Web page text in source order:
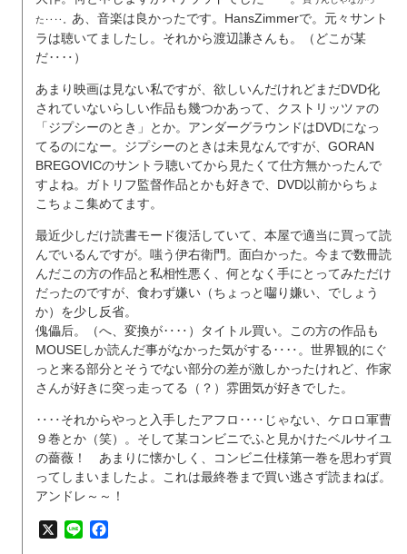
た‥‥。 あ、音楽は良かったです。HansZimmerで。元々サント
ラは聴いてましたし。それから渡辺謙さんも。（どこが某
だ‥‥）
あまり映画は見ない私ですが、欲しいんだけれどまだDVD化
されていないらしい作品も幾つかあって、クストリッツァの
「ジプシーのとき」とか。アンダーグラウンドはDVDになっ
てるのになー。ジプシーのときは未見なんですが、GORAN
BREGOVICのサントラ聴いてから見たくて仕方無かったんで
すよね。ガトリフ監督作品とかも好きで、DVD以前からちょ
こちょこ集めてます。
最近少しだけ読書モード復活していて、本屋で適当に買って読
んでいるんですが。嗤う伊右衛門。面白かった。今まで数冊読
んだこの方の作品と私相性悪く、何となく手にとってみただけ
だったのですが、食わず嫌い（ちょっと囓り嫌い、でしょう
か）を少し反省。
傀儡后。（へ、変換が‥‥）タイトル買い。この方の作品も
MOUSEしか読んだ事がなかった気がする‥‥。世界観的にぐ
っと来る部分とそうでない部分の差が激しかったけれど、作家
さんが好きに突っ走ってる（？）雰囲気が好きでした。
‥‥それからやっと入手したアフロ‥‥じゃない、ケロロ軍曹
９巻とか（笑）。そして某コンビニでふと見かけたベルサイユ
の薔薇！ あまりに懐かしく、コンビニ仕様第一巻を思わず買
ってしまいましたよ。これは最終巻まで買い逃さず読まねば。
アンドレ～～！
X Line